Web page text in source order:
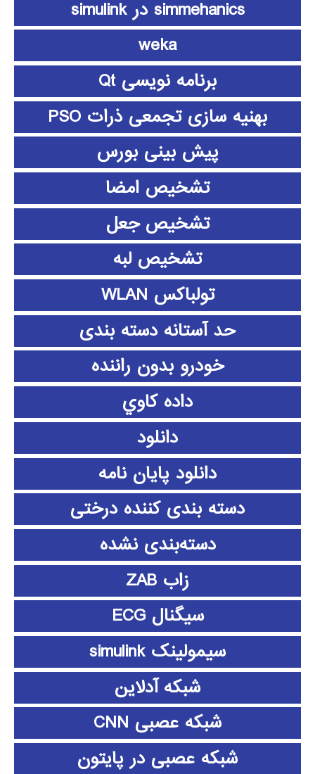
simmehanics در simulink
weka
برنامه نویسی Qt
بهنیه سازی تجمعی ذرات PSO
پیش بینی بورس
تشخیص امضا
تشخیص جعل
تشخیص لبه
تولباکس WLAN
حد آستانه دسته بندی
خودرو بدون راننده
داده كاوي
دانلود
دانلود پايان نامه
دسته بندی کننده درختی
دسته‌بندی نشده
زاب ZAB
سیگنال ECG
سیمولینک simulink
شبکه آدلاین
شبکه عصبی CNN
شبکه عصبی در پایتون